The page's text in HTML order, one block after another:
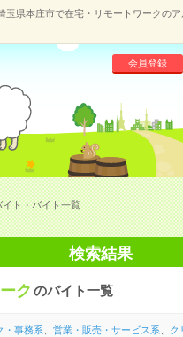
玉県本庄市で在宅・リモートワークの
会員登録
ト・バイト一覧
検索結果
ク のバイト一覧
・事務系 営業・販売・サービス系 ク